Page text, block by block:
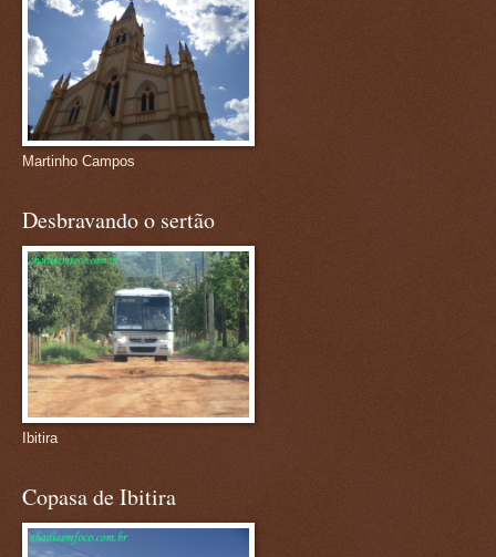
Martinho Campos
Desbravando o sertão
Ibitira
Copasa de Ibitira